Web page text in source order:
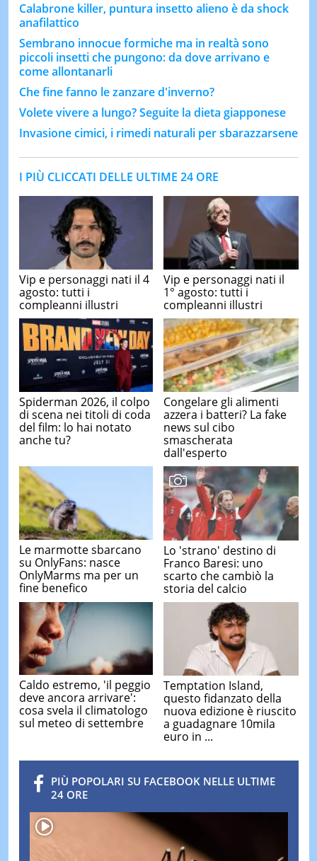
Calabrone killer, puntura insetto alieno è da shock
anafilattico
Sembrano innocue formiche ma in realtà sono
piccoli insetti che pungono: da dove arrivano e
come allontanarli
Che fine fanno le zanzare d'inverno?
Volete vivere a lungo? Seguite la dieta giapponese
Invasione cimici, i rimedi naturali per sbarazzarsene
I PIÙ CLICCATI DELLE ULTIME 24 ORE
Vip e personaggi nati il 4
agosto: tutti i
compleanni illustri
Vip e personaggi nati il
1° agosto: tutti i
compleanni illustri
Spiderman 2026, il colpo
di scena nei titoli di coda
del film: lo hai notato
anche tu?
Congelare gli alimenti
azzera i batteri? La fake
news sul cibo
smascherata
dall'esperto
Le marmotte sbarcano
su OnlyFans: nasce
OnlyMarms ma per un
fine benefico
Lo 'strano' destino di
Franco Baresi: uno
scarto che cambiò la
storia del calcio
Caldo estremo, 'il peggio
deve ancora arrivare':
cosa svela il climatologo
sul meteo di settembre
Temptation Island,
questo fidanzato della
nuova edizione è riuscito
a guadagnare 10mila
euro in ...
PIÙ POPOLARI SU FACEBOOK NELLE ULTIME
24 ORE